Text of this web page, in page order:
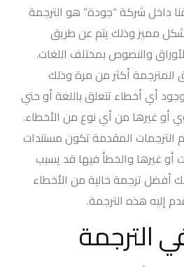
داخل شركة “جودة” هو الترجمة
مميز وذلك يتم عن طريق
الأوراق والنصوص بمختلف اللغات.
المترجمة أكثر من مرة وذلك
أي أخطاء تتعلق باللغة أو حتي
أو غيرها من أي نوع من الأخطاء.
الترجمات المقدمة تكون مستندات
أو غيرها والخطأ فيها قد يسبب
أفضل ترجمة خالية من الأخطاء
إليه هذه الترجمة.
الترجمة